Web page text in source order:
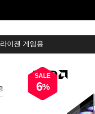
라이젠 게임용
SALE
6%